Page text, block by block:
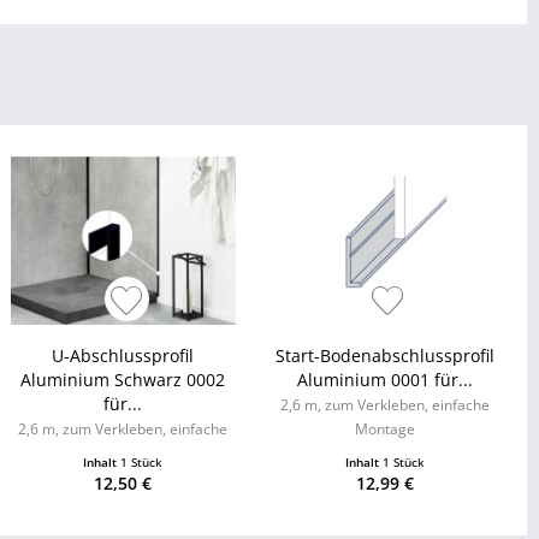
U-Abschlussprofil
Aluminium Schwarz 0002
für...
2,6 m, zum Verkleben, einfache
Inhalt 1 Stück
12,50 €
Start-Bodenabschlussprofil
Aluminium 0001 für...
2,6 m, zum Verkleben, einfache
Montage
Inhalt 1 Stück
12,99 €